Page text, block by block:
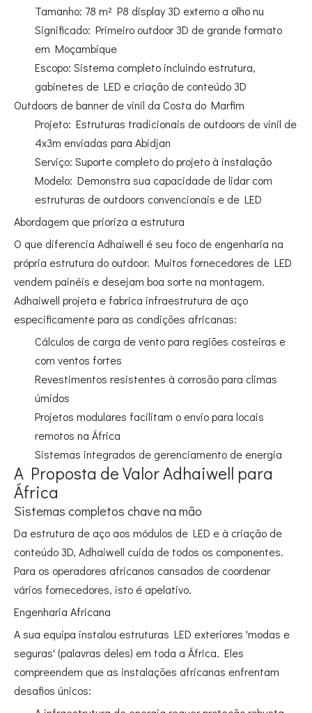
Tamanho: 78 m² P8 display 3D externo a olho nu
Significado: Primeiro outdoor 3D de grande formato
em Moçambique
Escopo: Sistema completo incluindo estrutura,
gabinetes de LED e criação de conteúdo 3D
Outdoors de banner de vinil da Costa do Marfim
Projeto: Estruturas tradicionais de outdoors de vinil de
4x3m enviadas para Abidjan
Serviço: Suporte completo do projeto à instalação
Modelo: Demonstra sua capacidade de lidar com
estruturas de outdoors convencionais e de LED
Abordagem que prioriza a estrutura
O que diferencia Adhaiwell é seu foco de engenharia na
própria estrutura do outdoor. Muitos fornecedores de LED
vendem painéis e desejam boa sorte na montagem.
Adhaiwell projeta e fabrica infraestrutura de aço
especificamente para as condições africanas:
Cálculos de carga de vento para regiões costeiras e
com ventos fortes
Revestimentos resistentes à corrosão para climas
úmidos
Projetos modulares facilitam o envio para locais
remotos na África
Sistemas integrados de gerenciamento de energia
A Proposta de Valor Adhaiwell para
África
Sistemas completos chave na mão
Da estrutura de aço aos módulos de LED e à criação de
conteúdo 3D, Adhaiwell cuida de todos os componentes.
Para os operadores africanos cansados ​​de coordenar
vários fornecedores, isto é apelativo.
Engenharia Africana
A sua equipa instalou estruturas LED exteriores 'modas e
seguras' (palavras deles) em toda a África. Eles
compreendem que as instalações africanas enfrentam
desafios únicos: